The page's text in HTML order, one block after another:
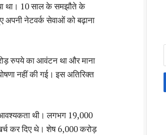
था। 10 साल के समझौते के
अपनी नेटवर्क सेवाओं को बढ़ाना
रुपये का आवंटन था और माना
नहीं की गई। इस अतिरिक्त
आवश्यकता थी। लगभग 19,000
कर दिए थे। शेष 6,000 करोड़